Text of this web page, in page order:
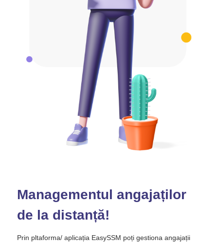
Managementul angajaților
de la distanță!
Prin pltaforma/ aplicația EasySSM poți gestiona angajații